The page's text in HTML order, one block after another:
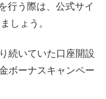
行う際は、公式サイ
しょう。
続いていた口座開設
ボーナスキャンペー